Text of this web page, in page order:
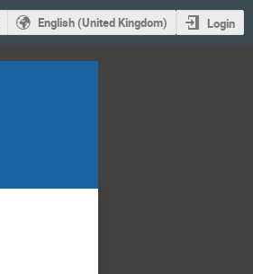
English (United Kingdom) Login